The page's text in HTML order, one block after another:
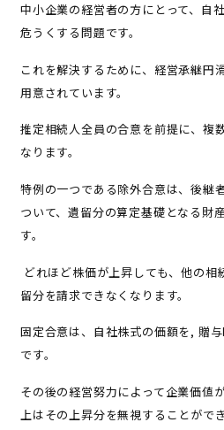
中小企業の経営者の方にとって、自
危うくする問題です。
これを解決するために、経営承継円
用意されています。
推定相続人全員の合意を前提に、複
なります。
特例の一つである除外合意は、後継
ついて、遺留分の算定基礎となる財
す。
どれほど株価が上昇しても、他の相
留分を請求できなくなります。
固定合意は、自社株式の価額を, 贈
です。
その後の経営努力によって企業価値
上はその上昇分を無視することができ